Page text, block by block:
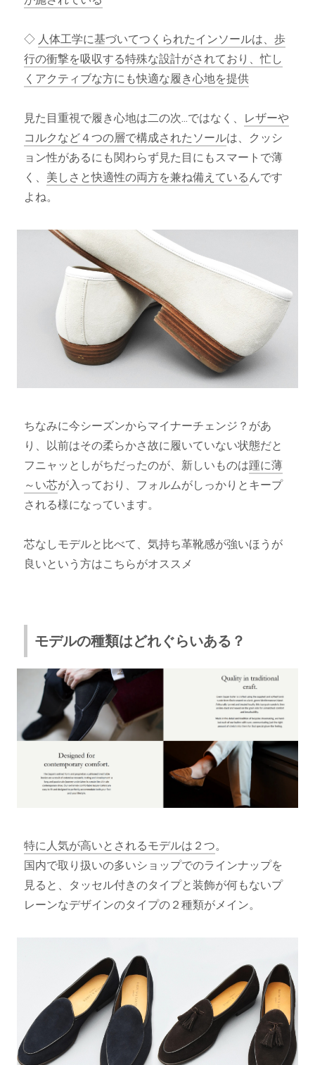
◇ 人体工学に基づいてつくられたインソールは、歩
行の衝撃を吸収する特殊な設計がされており、忙し
くアクティブな方にも快適な履き心地を提供
見た目重視で履き心地は二の次...ではなく、
レザーや
コルクなど４つの層で構成されたソールは、クッシ
ョン性があるにも関わらず見た目にもスマートで薄
く、 美しさと快適性の両方を兼ね備えているんです
よね。
ちなみに今シーズンからマイナーチェンジ？があ
り、以前はその柔らかさ故に履いていない状態だと
フニャッとしがちだったのが、新しいものは踵に薄
～い芯が入っており、フォルムがしっかりとキープ
される様になっています。
芯なしモデルと比べて、気持ち革靴感が強いほうが
良いという方はこちらがオススメ
モデルの種類はどれぐらいある？
特に人気が高いとされるモデルは２つ。
国内で取り扱いの多いショップでのラインナップを
見ると、タッセル付きのタイプと装飾が何もないプ
レーンなデザインのタイプの２種類がメイン。